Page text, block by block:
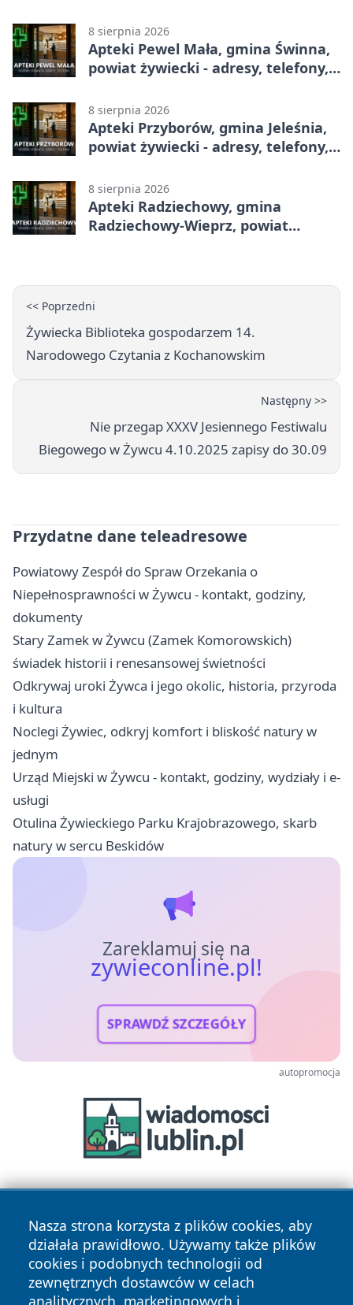
8 sierpnia 2026
Apteki Pewel Mała, gmina Świnna,
powiat żywiecki - adresy, telefony,
8 sierpnia 2026
Apteki Przyborów, gmina Jeleśnia,
powiat żywiecki - adresy, telefony,
8 sierpnia 2026
Apteki Radziechowy, gmina
Radziechowy-Wieprz, powiat
<< Poprzedni
Żywiecka Biblioteka gospodarzem 14.
Narodowego Czytania z Kochanowskim
Następny >>
Nie przegap XXXV Jesiennego Festiwalu
Biegowego w Żywcu 4.10.2025 zapisy do 30.09
Przydatne dane teleadresowe
Powiatowy Zespół do Spraw Orzekania o
Niepełnosprawności w Żywcu - kontakt, godziny,
dokumenty
Stary Zamek w Żywcu (Zamek Komorowskich)
świadek historii i renesansowej świetności
Odkrywaj uroki Żywca i jego okolic, historia, przyroda
i kultura
Noclegi Żywiec, odkryj komfort i bliskość natury w
jednym
Urząd Miejski w Żywcu - kontakt, godziny, wydziały i e-
usługi
Otulina Żywieckiego Parku Krajobrazowego, skarb
natury w sercu Beskidów
Zareklamuj się na
zywieconline.pl!
SPRAWDŹ SZCZEGÓŁY
autopromocja
Nasza strona korzysta z plików cookies, aby
działała prawidłowo. Używamy także plików
cookies i podobnych technologii od
zewnętrznych dostawców w celach
analitycznych, marketingowych i
Copyright © 2026 zywieconline.pl Wszystkie prawa